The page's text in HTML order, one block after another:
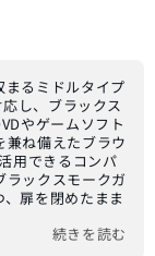
まるミドルタイプ
し、ブラックス
やゲームソフト
兼ね備えたブラウ
用できるコンパ
ラックスモークガ
扉を閉めたまま
器などを整理整頓
続きを読む